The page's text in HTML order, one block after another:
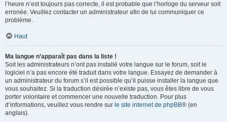
l’heure n’est toujours pas correcte, il est probable que l’horloge du serveur soit
erronée. Veuillez contacter un administrateur afin de lui communiquer ce
problème.
Haut
Ma langue n’apparaît pas dans la liste !
Soit les administrateurs n’ont pas installé votre langue sur le forum, soit le
logiciel n’a pas encore été traduit dans votre langue. Essayez de demander à
un administrateur du forum s’il est possible qu’il puisse installer la langue que
vous souhaitez. Si la traduction désirée n’existe pas, vous êtes libre de vous
porter volontaire et commencer une nouvelle traduction. Pour plus
d’informations, veuillez vous rendre sur le site internet de phpBB® (en
anglais).